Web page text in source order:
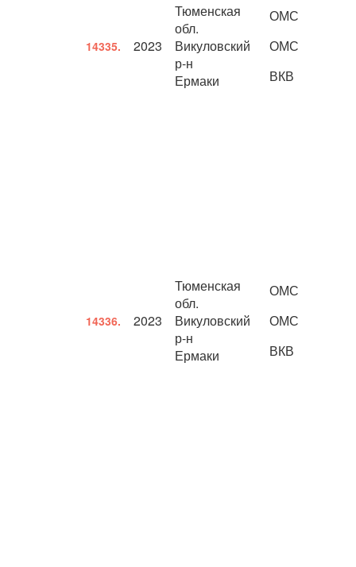
14335. 2023
Тюменская
обл.
Викуловский
р-н
Ермаки
ОМС
ОМС
ВКВ
14336. 2023
Тюменская
обл.
Викуловский
р-н
Ермаки
ОМС
ОМС
ВКВ